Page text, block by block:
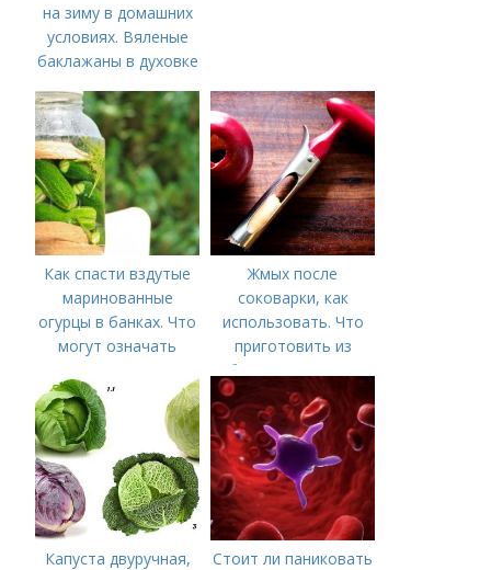
на зиму в домашних
условиях. Вяленые
баклажаны в духовке
приготовления на
зиму с фото в
домашних условиях
Как спасти вздутые
маринованные
огурцы в банках. Что
могут означать
вздувшиеся банки?
Жмых после
соковарки, как
использовать. Что
приготовить из
яблочного пюре от
сока после
соковарки,
соковыжималки.
Рецепты пошагово
Капуста двуручная,
Стоит ли паниковать